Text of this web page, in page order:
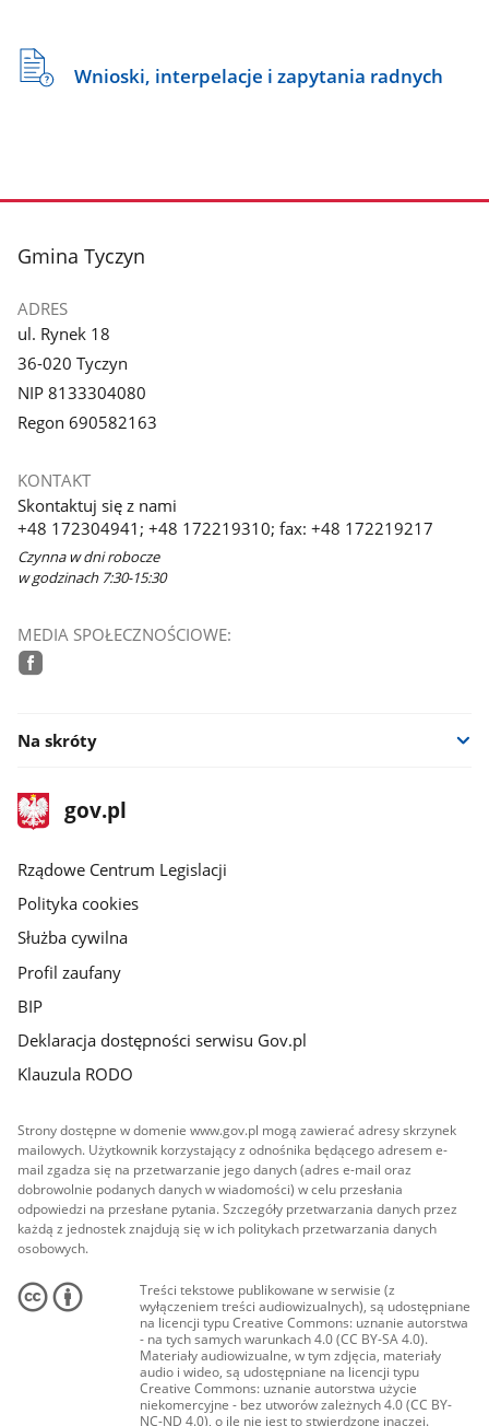
Wnioski, interpelacje i zapytania radnych
stopka
Gmina Tyczyn
ADRES
ul. Rynek 18
36-020 Tyczyn
NIP 8133304080
Regon 690582163
KONTAKT
Skontaktuj się z nami
+48 172304941; +48 172219310; fax: +48 172219217
Czynna w dni robocze
w godzinach 7:30-15:30
MEDIA SPOŁECZNOŚCIOWE:
Na skróty
stopka
gov.plStrona
gov.pl
Rządowe Centrum Legislacji
Polityka cookies
Służba cywilna
Profil zaufany
BIP
Deklaracja dostępności serwisu Gov.pl
Klauzula RODO
Strony dostępne w domenie www.gov.pl mogą zawierać adresy skrzynek
mailowych. Użytkownik korzystający z odnośnika będącego adresem e-
mail zgadza się na przetwarzanie jego danych (adres e-mail oraz
dobrowolnie podanych danych w wiadomości) w celu przesłania
odpowiedzi na przesłane pytania. Szczegóły przetwarzania danych przez
każdą z jednostek znajdują się w ich politykach przetwarzania danych
osobowych.
Treści tekstowe publikowane w serwisie (z
wyłączeniem treści audiowizualnych), są udostępniane
na licencji typu Creative Commons: uznanie autorstwa
- na tych samych warunkach 4.0 (CC BY-SA 4.0).
Materiały audiowizualne, w tym zdjęcia, materiały
audio i wideo, są udostępniane na licencji typu
Creative Commons: uznanie autorstwa użycie
niekomercyjne - bez utworów zależnych 4.0 (CC BY-
NC-ND 4.0), o ile nie jest to stwierdzone inaczej.